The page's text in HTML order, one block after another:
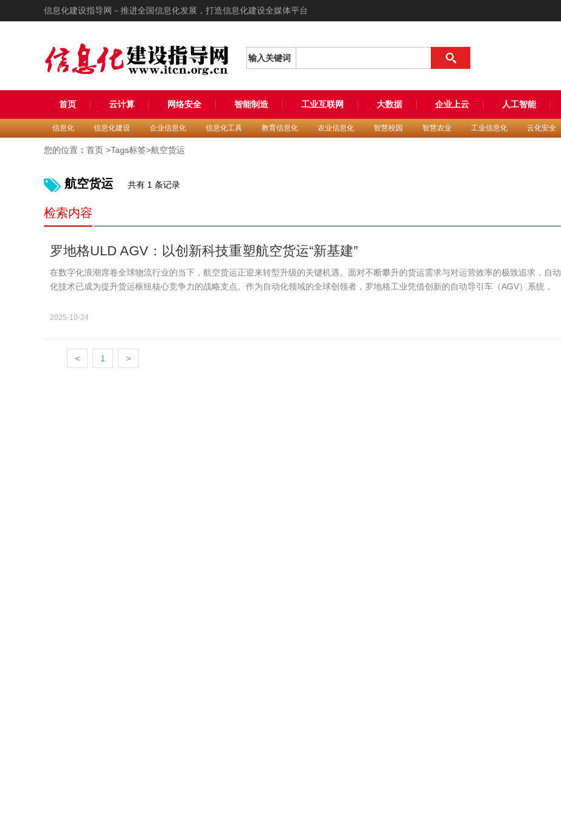
信息化建设指导网－推进全国信息化发展，打造信息化建设全媒体平台
输入关键词
首页 云计算 网络安全 智能制造 工业互联网 大数据 企业上云 人工智能
信息化 信息化建设 企业信息化 信息化工具 教育信息化 农业信息化 智慧校园 智慧农业 工业信息化 云化安全
您的位置 ： 首页 >Tags标签>航空货运
航空货运 共有 1 条记录
检索内容
罗地格ULD AGV：以创新科技重塑航空货运“新基建”
在数字化浪潮席卷全球物流行业的当下，航空货运正迎来转型升级的关键机遇。面对不断攀升的货运需求与对运营效率的极致追求，自动
化技术已成为提升货运枢纽核心竞争力的战略支点。作为自动化领域的全球创领者，罗地格工业凭借创新的自动导引车（AGV）系统，
2025-10-24
< 1 >